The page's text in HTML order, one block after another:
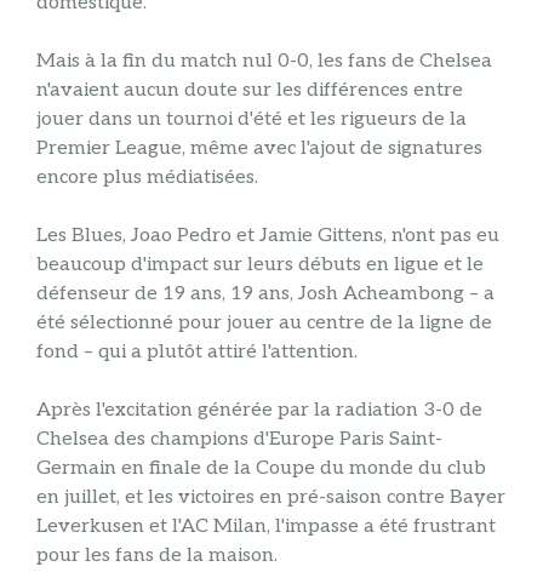
Mais à la fin du match nul 0-0, les fans de Chelsea
n'avaient aucun doute sur les différences entre
jouer dans un tournoi d'été et les rigueurs de la
Premier League, même avec l'ajout de signatures
encore plus médiatisées.
Les Blues, Joao Pedro et Jamie Gittens, n'ont pas eu
beaucoup d'impact sur leurs débuts en ligue et le
défenseur de 19 ans, 19 ans, Josh Acheambong – a
été sélectionné pour jouer au centre de la ligne de
fond – qui a plutôt attiré l'attention.
Après l'excitation générée par la radiation 3-0 de
Chelsea des champions d'Europe Paris Saint-
Germain en finale de la Coupe du monde du club
en juillet, et les victoires en pré-saison contre Bayer
Leverkusen et l'AC Milan, l'impasse a été frustrant
pour les fans de la maison.